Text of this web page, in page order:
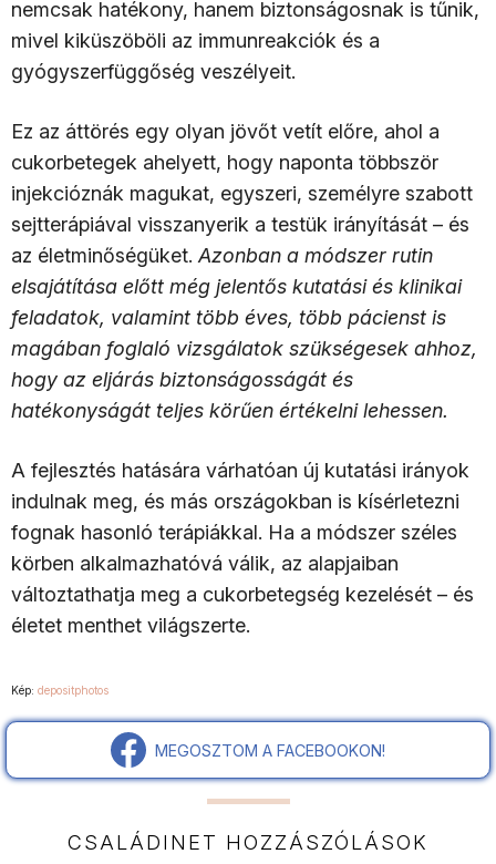
nemcsak hatékony, hanem biztonságosnak is tűnik,
mivel kiküszöböli az immunreakciók és a
gyógyszerfüggőség veszélyeit.
Ez az áttörés egy olyan jövőt vetít előre, ahol a
cukorbetegek ahelyett, hogy naponta többször
injekcióznák magukat, egyszeri, személyre szabott
sejtterápiával visszanyerik a testük irányítását – és
az életminőségüket. Azonban a módszer rutin
elsajátítása előtt még jelentős kutatási és klinikai
feladatok, valamint több éves, több pácienst is
magában foglaló vizsgálatok szükségesek ahhoz,
hogy az eljárás biztonságosságát és
hatékonyságát teljes körűen értékelni lehessen.
A fejlesztés hatására várhatóan új kutatási irányok
indulnak meg, és más országokban is kísérletezni
fognak hasonló terápiákkal. Ha a módszer széles
körben alkalmazhatóvá válik, az alapjaiban
változtathatja meg a cukorbetegség kezelését – és
életet menthet világszerte.
Kép: depositphotos
MEGOSZTOM A FACEBOOKON!
CSALÁDINET HOZZÁSZÓLÁSOK